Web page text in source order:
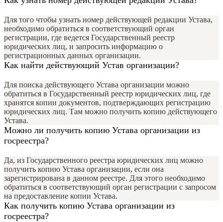
Для того чтобы узнать номер действующей редакции Устава,
необходимо обратиться в соответствующий орган
регистрации, где ведется Государственный реестр
юридических лиц, и запросить информацию о
регистрационных данных организации.
Как найти действующий Устав организации?
Для поиска действующего Устава организации можно
обратиться в Государственный реестр юридических лиц, где
хранятся копии документов, подтверждающих регистрацию
юридических лиц. Там можно получить копию действующего
Устава.
Можно ли получить копию Устава организации из
госреестра?
Да, из Государственного реестра юридических лиц можно
получить копию Устава организации, если она
зарегистрирована в данном реестре. Для этого необходимо
обратиться в соответствующий орган регистрации с запросом
на предоставление копии Устава.
Как получить копию Устава организации из
госреестра?